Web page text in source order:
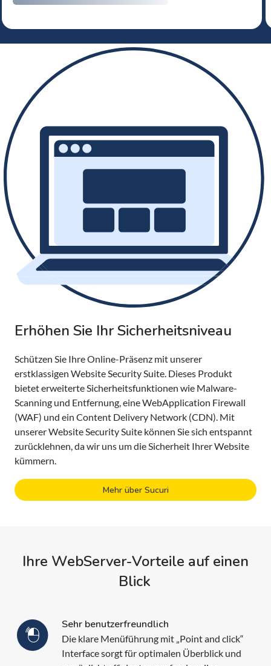
Erhöhen Sie Ihr Sicherheitsniveau
Schützen Sie Ihre Online-Präsenz mit unserer
erstklassigen Website Security Suite. Dieses Produkt
bietet erweiterte Sicherheitsfunktionen wie Malware-
Scanning und Entfernung, eine WebApplication Firewall
(WAF) und ein Content Delivery Network (CDN). Mit
unserer Website Security Suite können Sie sich entspannt
zurücklehnen, da wir uns um die Sicherheit Ihrer Website
kümmern.
Mehr über Sucuri
Ihre WebServer-Vorteile auf einen
Blick
Sehr benutzerfreundlich
Die klare Menüführung mit „Point and click“
Interface sorgt für optimalen Überblick und